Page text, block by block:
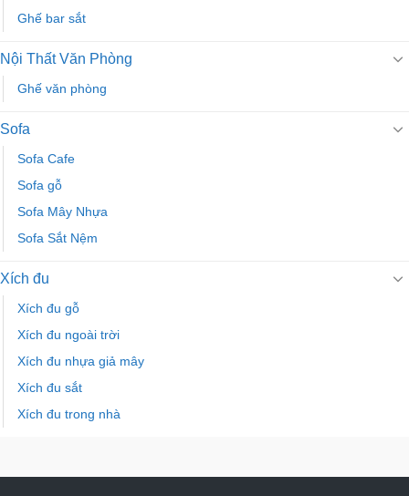
Ghế bar sắt
Nội Thất Văn Phòng
Ghế văn phòng
Sofa
Sofa Cafe
Sofa gỗ
Sofa Mây Nhựa
Sofa Sắt Nệm
Xích đu
Xích đu gỗ
Xích đu ngoài trời
Xích đu nhựa giả mây
Xích đu sắt
Xích đu trong nhà